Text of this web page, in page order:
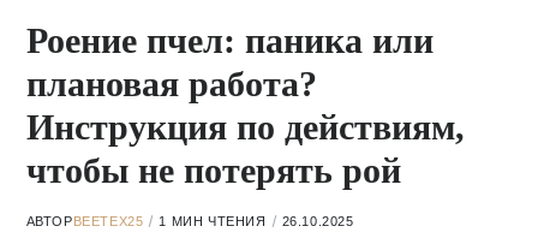
Роение пчел: паника или
плановая работа?
Инструкция по действиям,
чтобы не потерять рой
АВТОРBEETEX25 1 МИН ЧТЕНИЯ 26.10.2025